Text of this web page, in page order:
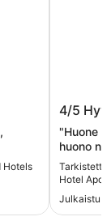
Hotels
Best
4/5
"Huone
huono
Tarkistettu
Hotel
Julkaistu